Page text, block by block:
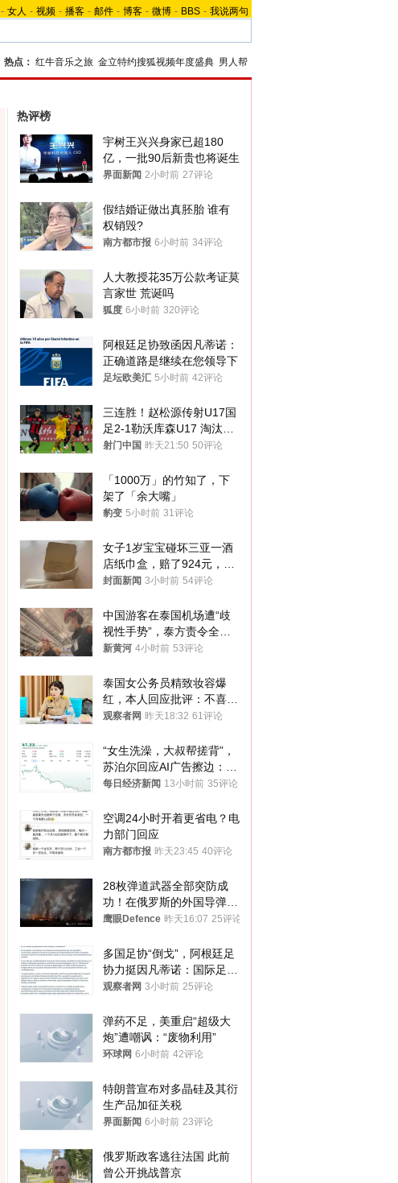
- 女人 - 视频 - 播客 - 邮件 - 博客 - 微博 - BBS - 我说两句
热点： 红牛音乐之旅 金立特约搜狐视频年度盛典 男人帮
热评榜
宇树王兴兴身家已超180
亿，一批90后新贵也将诞生
界面新闻 2小时前 27评论
假结婚证做出真胚胎 谁有
权销毁?
南方都市报 6小时前 34评论
人大教授花35万公款考证莫
言家世 荒诞吗
狐度 6小时前 320评论
阿根廷足协致函因凡蒂诺：
正确道路是继续在您领导下
足坛欧美汇 5小时前 42评论
三连胜！赵松源传射U17国
足2-1勒沃库森U17 淘汰赛
将战河床
射门中国 昨天21:50 50评论
「1000万」的竹知了，下
架了「余大嘴」
豹变 5小时前 31评论
女子1岁宝宝碰坏三亚一酒
店纸巾盒，赔了924元，发
帖吐槽后酒店退还一半的
封面新闻 3小时前 54评论
中国游客在泰国机场遭“歧
视性手势”，泰方责令全面
调查，对责任人采取最严厉
新黄河 4小时前 53评论
泰国女公务员精致妆容爆
红，本人回应批评：不喜欢
就别看
观察者网 昨天18:32 61评论
“女生洗澡，大叔帮搓背”，
苏泊尔回应AI广告擦边：视
频全下架，已强化内容管理
每日经济新闻 13小时前 35评论
空调24小时开着更省电？电
力部门回应
南方都市报 昨天23:45 40评论
28枚弹道武器全部突防成
功！在俄罗斯的外国导弹发
射车都是合法打击目标
鹰眼Defence 昨天16:07 25评论
多国足协“倒戈”，阿根廷足
协力挺因凡蒂诺：国际足联
今后应继续在其领导下前行
观察者网 3小时前 25评论
弹药不足，美重启“超级大
炮”遭嘲讽：“废物利用”
环球网 6小时前 42评论
特朗普宣布对多晶硅及其衍
生产品加征关税
界面新闻 6小时前 23评论
俄罗斯政客逃往法国 此前
曾公开挑战普京